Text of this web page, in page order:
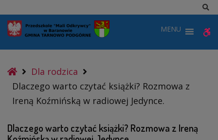
Dlaczego
warto
czytać
książki?
Rozmowa
Koźmińską
MENU
HomeDla rodzica
Dlaczego warto czytać książki? Rozmowa z
Ireną Koźmińską w radiowej Jedynce.
Dlaczego warto czytać książki? Rozmowa z Ireną